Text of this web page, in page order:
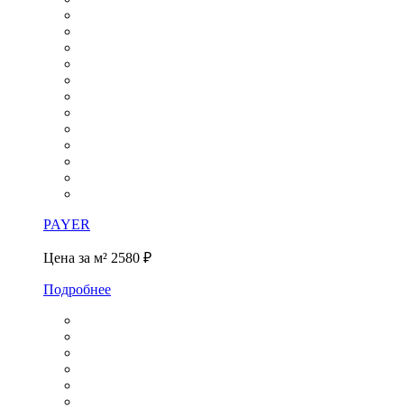
PAYER
Цена за м² 2580 ₽
Подробнее